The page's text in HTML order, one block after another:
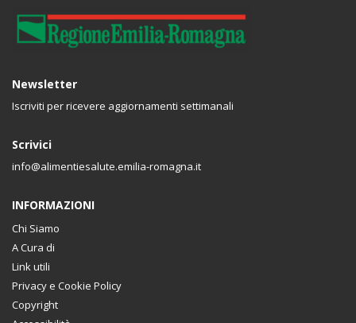
Newsletter
Iscriviti per ricevere aggiornamenti settimanali
Scrivici
info@alimentiesalute.emilia-romagna.it
INFORMAZIONI
Chi Siamo
A Cura di
Link utili
Privacy e Cookie Policy
Copyright